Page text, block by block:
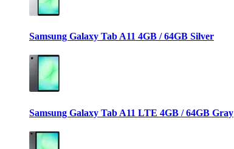
Samsung Galaxy Tab A11 4GB / 64GB Silver
Samsung Galaxy Tab A11 LTE 4GB / 64GB Gray